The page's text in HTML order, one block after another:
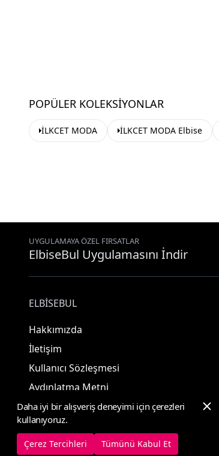
POPÜLER KOLEKSIYONLAR
İLKCET MODA İLKCET MODA Elbise
UYGULAMAYA ÖZEL FIRSATLAR
ElbiseBul Uygulamasını İndir
ELBISEBUL
Hakkımızda
İletişim
Kullanıcı Sözleşmesi
Aydınlatma Metni
Daha iyi bir alışveriş deneyimi için çerezleri
kullanıyoruz.
Çerez Tercihleri Tümünü Kabul Et